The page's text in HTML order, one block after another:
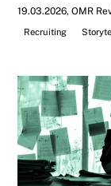
19.03.2026 OMR
Recruiting